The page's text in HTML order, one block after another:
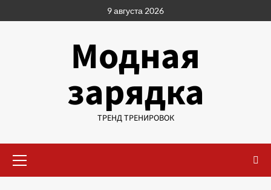
к
9 августа 2026
Модная
зарядка
ТРЕНД ТРЕНИРОВОК
меню